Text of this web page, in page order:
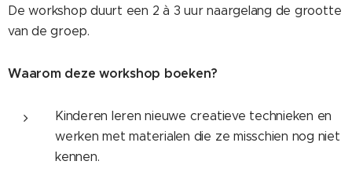
De workshop duurt een 2 à 3 uur naargelang de grootte
van de groep.
Waarom deze workshop boeken?
Kinderen leren nieuwe creatieve technieken en
werken met materialen die ze misschien nog niet
kennen.